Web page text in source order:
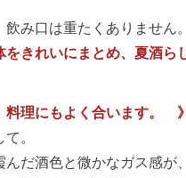
み口は重たくありません。
きれいにまとめ、夏酒ら
理にもよく合います。 》
。
だ酒色と微かなガス感が